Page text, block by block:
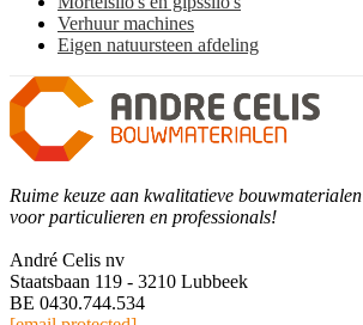
Verhuur machines
Eigen natuursteen afdeling
Ruime keuze aan kwalitatieve bouwmaterialen
voor particulieren en professionals!
André Celis nv
Staatsbaan 119 - 3210 Lubbeek
BE 0430.744.534